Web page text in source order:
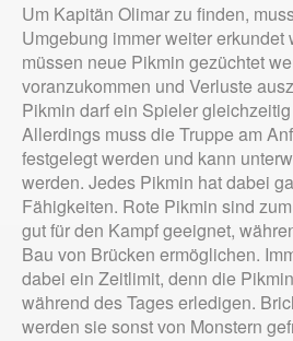
Um Kapitän Olimar zu finden,
Umgebung immer weiter erkundet
müssen neue Pikmin gezüchtet
voranzukommen und Verluste
Pikmin darf ein Spieler
Allerdings muss die Truppe am
festgelegt werden und kann
werden. Jedes Pikmin hat dabei
Fähigkeiten. Rote Pikmin sind
gut für den Kampf geeignet,
Bau von Brücken ermöglichen.
dabei ein Zeitlimit, denn die
während des Tages erledigen.
werden sie sonst von Monstern